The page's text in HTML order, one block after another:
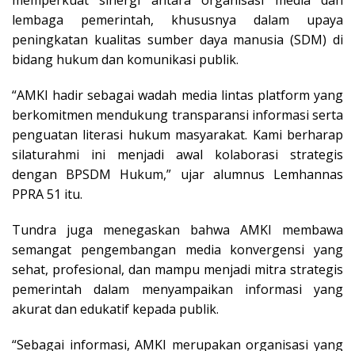
lembaga pemerintah, khususnya dalam upaya
peningkatan kualitas sumber daya manusia (SDM) di
bidang hukum dan komunikasi publik.
“AMKI hadir sebagai wadah media lintas platform yang
berkomitmen mendukung transparansi informasi serta
penguatan literasi hukum masyarakat. Kami berharap
silaturahmi ini menjadi awal kolaborasi strategis
dengan BPSDM Hukum,” ujar alumnus Lemhannas
PPRA 51 itu.
Tundra juga menegaskan bahwa AMKI membawa
semangat pengembangan media konvergensi yang
sehat, profesional, dan mampu menjadi mitra strategis
pemerintah dalam menyampaikan informasi yang
akurat dan edukatif kepada publik.
“Sebagai informasi, AMKI merupakan organisasi yang